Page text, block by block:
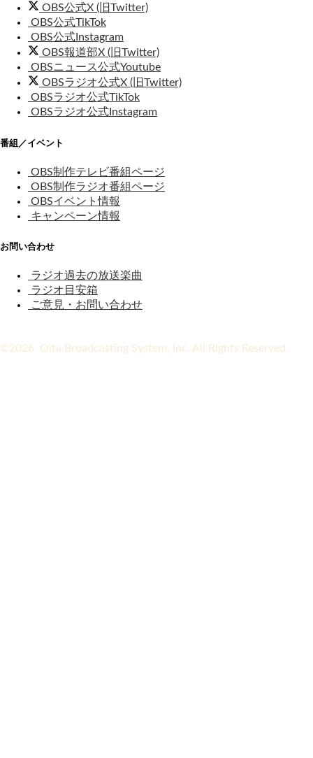
OBS公式X (旧Twitter)
OBS公式TikTok
OBS公式Instagram
OBS報道部X (旧Twitter)
OBSニュース公式Youtube
OBSラジオ公式X (旧Twitter)
OBSラジオ公式TikTok
OBSラジオ公式Instagram
番組／イベント
OBS制作テレビ番組ページ
OBS制作ラジオ番組ページ
OBSイベント情報
キャンペーン情報
お問い合わせ
ラジオ過去の放送楽曲
ラジオ目安箱
ご意見・お問い合わせ
©2026 Oita Broadcasting System, Inc. All Rights Reserved.